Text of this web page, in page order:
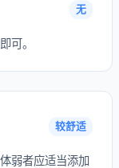
无
可。
较舒适
弱者应适当添加